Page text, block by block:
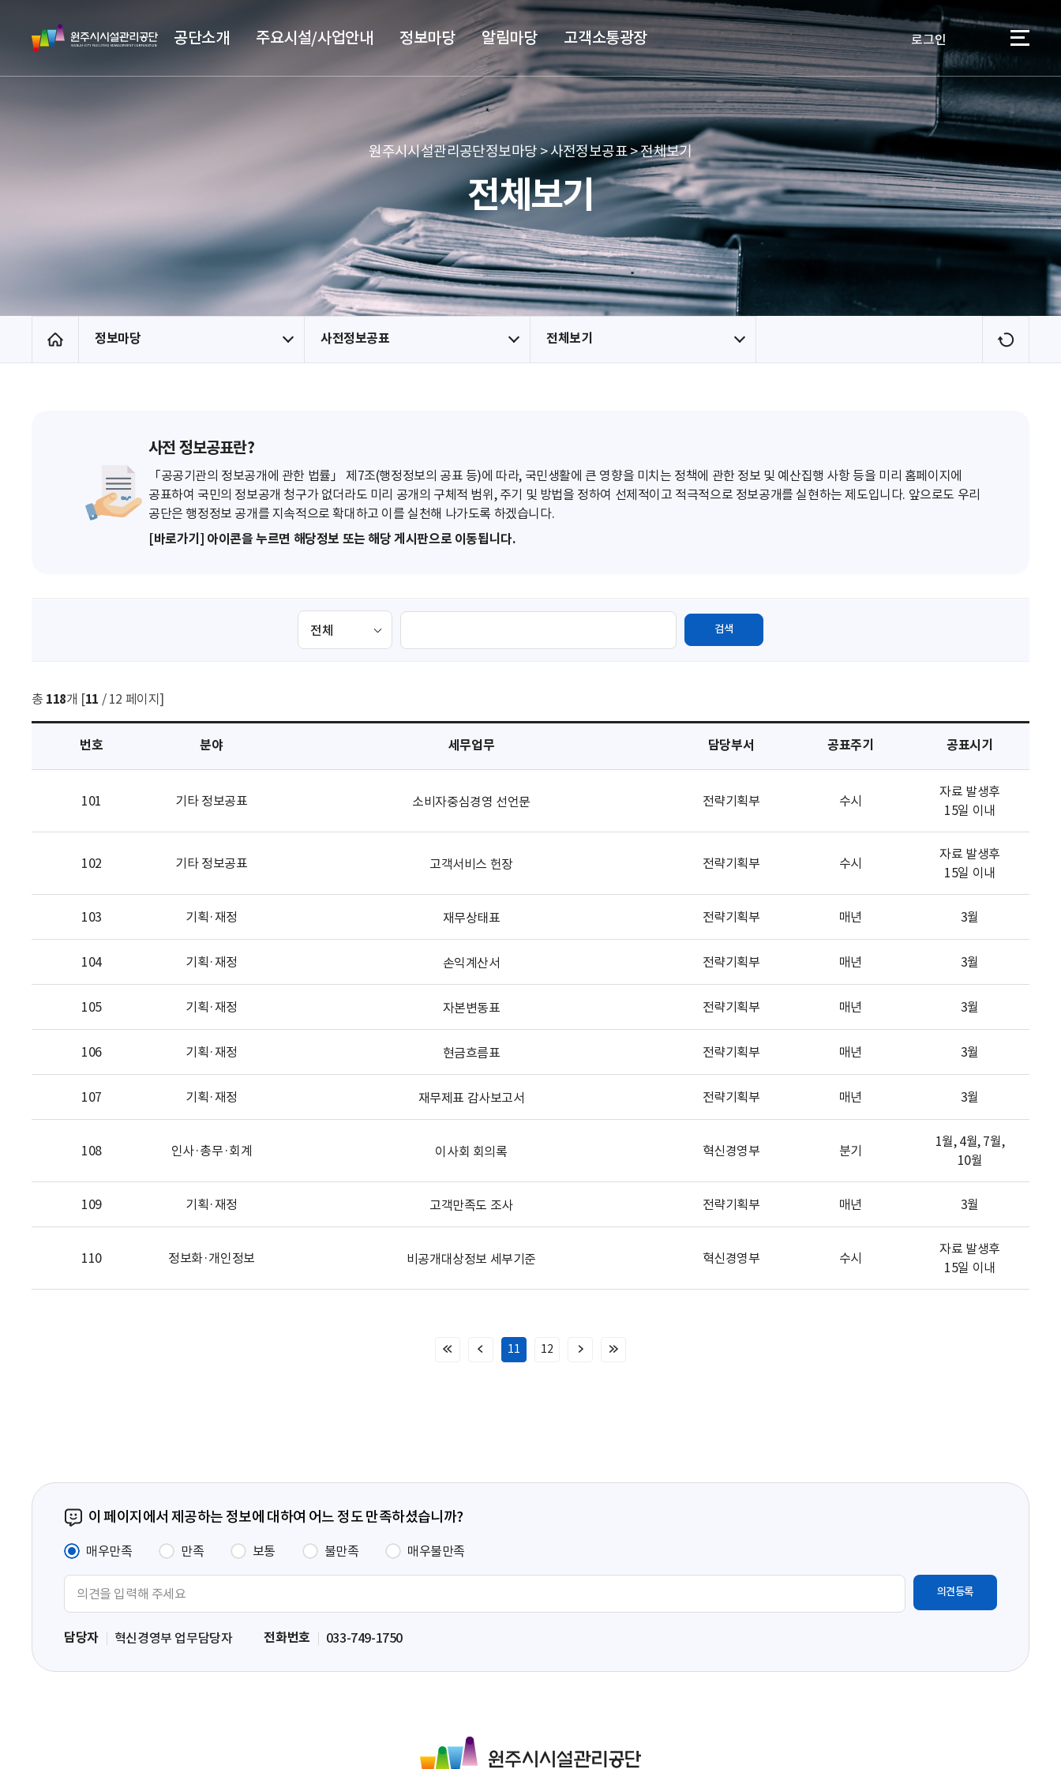
본문 바로가기
메뉴 바로가기
원
주
시
관
단
공단소개 주요시설/사업안내 정보마당 알림마당 고객소통광장 로그인 이용자
원주시시설관리공단정보마당 > 사전정보공표 > 전체보기
전체보기
홈 정보마당 사전정보공표 전체보기
새
로
사전 정보공표란?
「공공기관의 정보공개에 관한 법률」 제7조(행정정보의 공표 등)에 따라, 국민생활에 큰 영향을 미치는 정책에 관한 정보 및 예산집행 사항 등을 미리 홈페이지에
공표하여 국민의 정보공개 청구가 없더라도 미리 공개의 구체적 범위, 주기 및 방법을 정하여 선제적이고 적극적으로 정보공개를 실현하는 제도입니다. 앞으로도 우리
공단은 행정정보 공개를 지속적으로 확대하고 이를 실천해 나가도록 하겠습니다.
[바로가기] 아이콘을 누르면 해당정보 또는 해당 게시판으로 이동됩니다.
검
검색
총 118개 [11 / 12 페이지]
번호 분야 세무업무 담당부서 공표주기 공표시기
101 기타 정보공표 소비자중심경영 선언문 전략기획부 수시
자료 발생후
15일 이내
102 기타 정보공표 고객서비스 헌장 전략기획부 수시
자료 발생후
15일 이내
103 기획·재정 재무상태표 전략기획부 매년 3월
104 기획·재정 손익계산서 전략기획부 매년 3월
105 기획·재정 자본변동표 전략기획부 매년 3월
106 기획·재정 현금흐름표 전략기획부 매년 3월
107 기획·재정 재무제표 감사보고서 전략기획부 매년 3월
108 인사·총무·회계 이사회 회의록 혁신경영부 분기
1월, 4월, 7월,
10월
109 기획·재정 고객만족도 조사 전략기획부 매년 3월
110 정보화·개인정보 비공개대상정보 세부기준 혁신경영부 수시
자료 발생후
15일 이내
처
이
11 12
다
마
이 페이지에서 제공하는 정보에 대하여 어느 정도 만족하셨습니까?
매우만족 만족 보통 불만족 매우불만족
력
담당자 혁신경영부 업무담당자 전화번호 033-749-1750
주